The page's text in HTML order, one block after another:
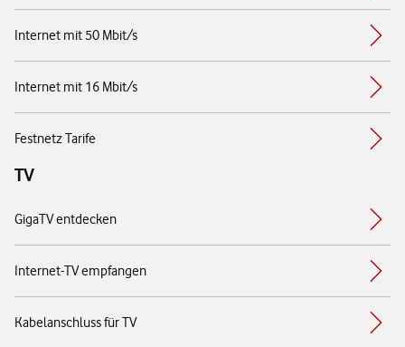
Internet mit 50 Mbit/s
Internet mit 16 Mbit/s
Festnetz Tarife
TV
GigaTV entdecken
Internet-TV empfangen
Kabelanschluss für TV